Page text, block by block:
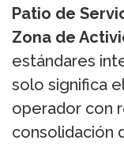
Patio de
Zona de
estándares
solo significa
operador con
consolidación